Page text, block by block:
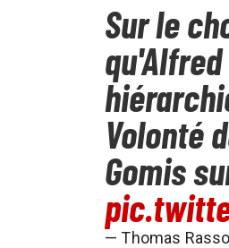
Sur le
qu'Alfred
Volonté
Gomis
— Thomas